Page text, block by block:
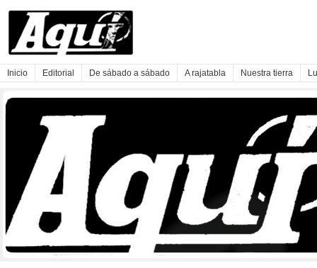
Inicio Editorial De sábado a sábado A rajatabla Nuestra tierra